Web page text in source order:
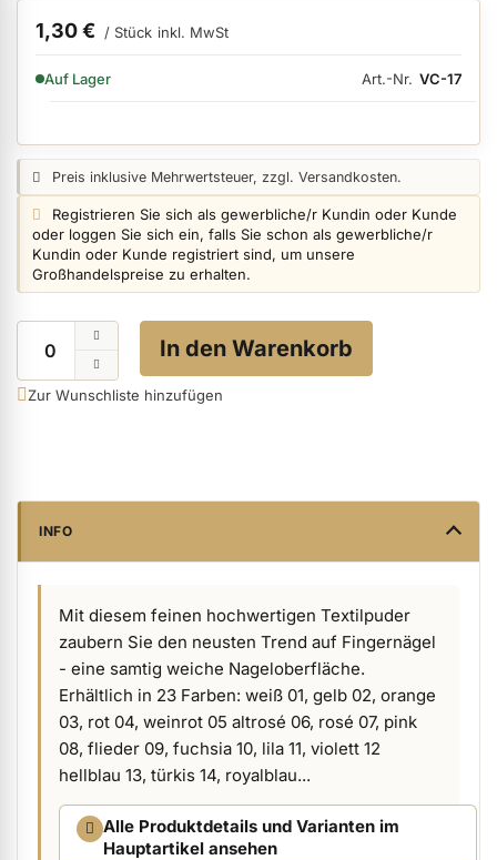
Nagellack & Flüssigkeiten anzeigen
Nagelfeilen, Werkzeuge, Tips & Zubehör anzeigen
Hygiene anzeigen
Skintrix anzeigen
Beauty Accessoires anzeigen
Verpackungen & Verkaufshilfen anzeigen
Kundenpräsente anzeigen
1,30 € / Stück inkl. MwSt
VERFÜGBARKEIT:
Auf Lager Art.-Nr. VC-17
Preisangabe:
Preis inklusive Mehrwertsteuer, zzgl. Versandkosten.
Login info:
Registrieren Sie sich als gewerbliche/r Kundin oder Kunde
oder loggen Sie sich ein, falls Sie schon als gewerbliche/r
Kundin oder Kunde registriert sind, um unsere
Großhandelspreise zu erhalten.
In den Warenkorb
Zur Wunschliste hinzufügen
INFO
Mit diesem feinen hochwertigen Textilpuder
zaubern Sie den neusten Trend auf Fingernägel
- eine samtig weiche Nageloberfläche.
Erhältlich in 23 Farben: weiß 01, gelb 02, orange
03, rot 04, weinrot 05 altrosé 06, rosé 07, pink
08, flieder 09, fuchsia 10, lila 11, violett 12
hellblau 13, türkis 14, royalblau...
Alle Produktdetails und Varianten im
Hauptartikel ansehen